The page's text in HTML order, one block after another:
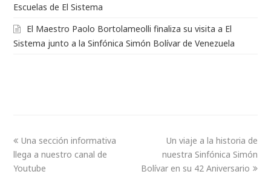
Escuelas de El Sistema
El Maestro Paolo Bortolameolli finaliza su visita a El
Sistema junto a la Sinfónica Simón Bolívar de Venezuela
Una sección informativa
llega a nuestro canal de
Youtube
Un viaje a la historia de
nuestra Sinfónica Simón
Bolívar en su 42 Aniversario